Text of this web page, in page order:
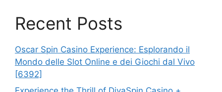
Recent Posts
Oscar Spin Casino Experience: Esplorando il
Mondo delle Slot Online e dei Giochi dal Vivo
[6392]